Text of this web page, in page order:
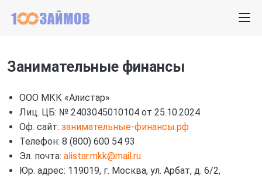
Занимательные финансы
ООО МКК «Алистар»
Лиц. ЦБ: № 2403045010104 от 25.10.2024
Оф. сайт: занимательные-финансы.рф
Телефон: 8 (800) 600 54 93
Эл. почта: alistar.mkk@mail.ru
Юр. адрес: 119019, г. Москва, ул. Арбат, д. 6/2,